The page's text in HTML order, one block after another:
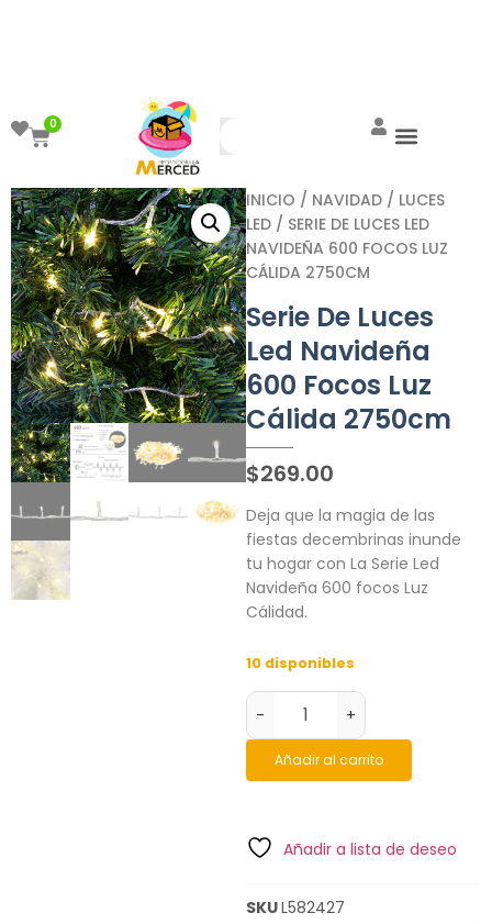
0
INICIO / NAVIDAD / LUCES
LED / SERIE DE LUCES LED
NAVIDEÑA 600 FOCOS LUZ
CÁLIDA 2750CM
Serie De Luces
Led Navideña
600 Focos Luz
Cálida 2750cm
$269.00
Deja que la magia de las
fiestas decembrinas inunde
tu hogar con La Serie Led
Navideña 600 focos Luz
Cálidad.
10 disponibles
- +
Añadir al carrito
Añadir a lista de deseo
SKUL582427